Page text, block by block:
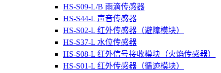
HS-S09-L/B 雨滴传感器
HS-S44-L 声音传感器
HS-S02-L 红外传感器（避障模块）
HS-S37-L 水位传感器
HS-S08-L 红外信号接收模块（火焰传感器）
HS-S01-L 红外传感器（循迹模块）